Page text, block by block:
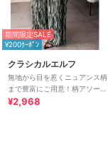
期間限定SALE
¥200ｸｰﾎﾟﾝ
クラシカルエルフ
無地から目を惹くニュアンス柄
まで豊富にご用意！柄アソート
細プリーツパンツ
¥2,968